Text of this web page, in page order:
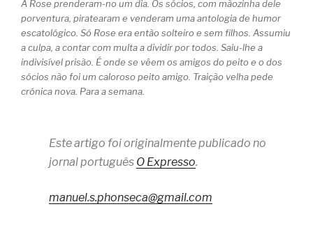
A Rose prenderam-no um dia. Os sócios, com mãozinha dele
porventura, piratearam e venderam uma antologia de humor
escatológico. Só Rose era então solteiro e sem filhos. Assumiu
a culpa, a contar com multa a dividir por todos. Saiu-lhe a
indivisível prisão. É onde se vêem os amigos do peito e o dos
sócios não foi um caloroso peito amigo. Traição velha pede
crónica nova. Para a semana.
Este artigo foi originalmente publicado no
jornal português O Expresso.
manuel.s.phonseca@gmail.com